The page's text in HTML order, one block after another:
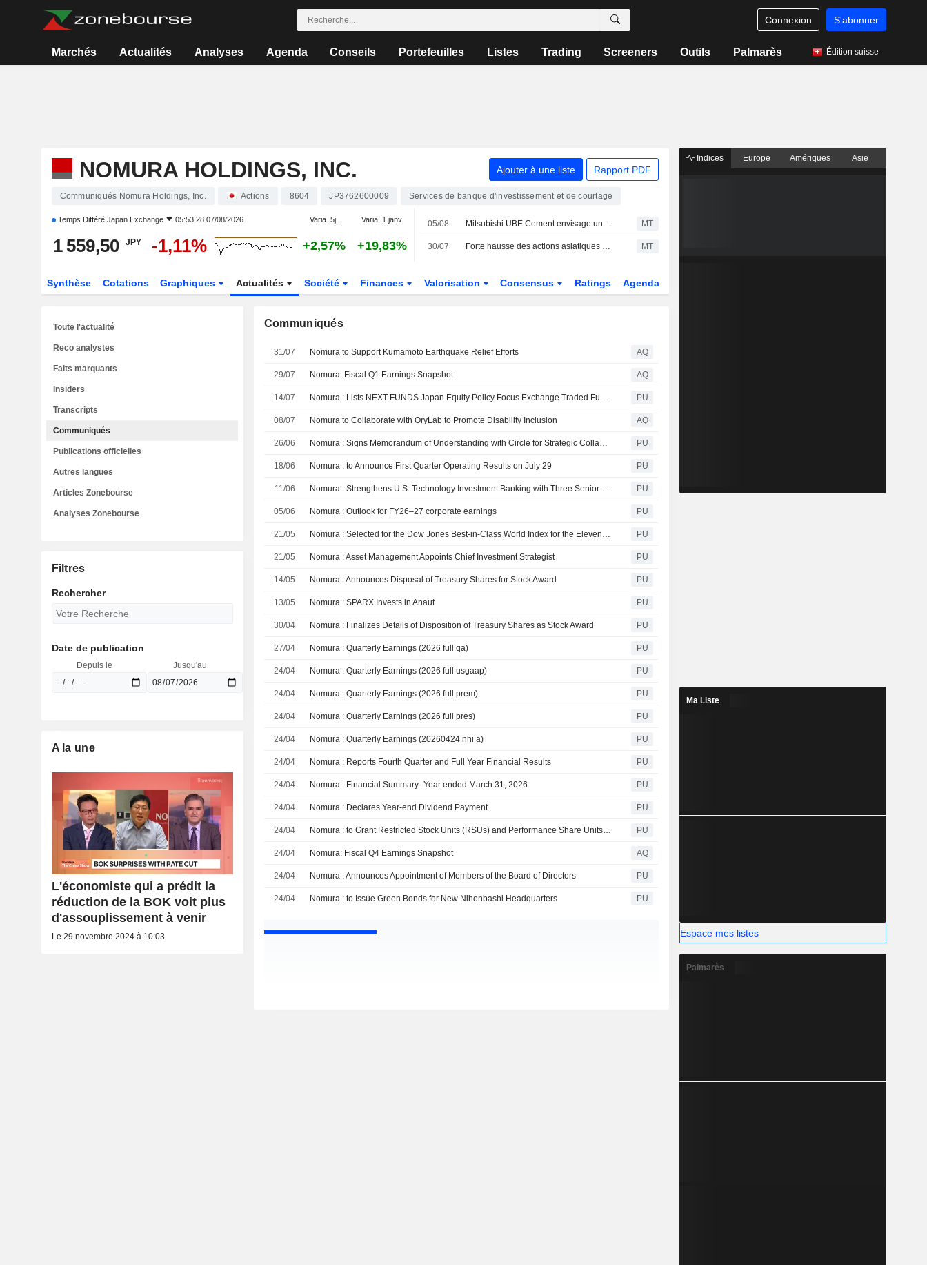
Connexion S'abonner
Marchés Actualités Analyses Agenda Conseils Portefeuilles Listes Trading Screeners Outils Palmarès Édition suisse
NOMURA HOLDINGS, INC. Ajouter à une liste Rapport PDF
Communiqués Nomura Holdings, Inc. Actions 8604 JP3762600009 Services de banque d'investissement et de courtage
Temps Différé Japan Exchange 05:53:28 07/08/2026 Varia. 5j. Varia. 1 janv.
1 559,50 JPY -1,11% +2,57% +19,83%
05/08 Mitsubishi UBE Cement envisage une introduction en bourse à Tokyo d'ici décembre MT
30/07 Forte hausse des actions asiatiques cotées aux États-Unis sous forme d'ADR lors de la séance de jeudi MT
Synthèse Cotations Graphiques Actualités Société Finances Valorisation Consensus Ratings Agenda
Communiqués
31/07 Nomura to Support Kumamoto Earthquake Relief Efforts AQ
29/07 Nomura: Fiscal Q1 Earnings Snapshot AQ
14/07 Nomura : Lists NEXT FUNDS Japan Equity Policy Focus Exchange Traded Fund on TSE PU
08/07 Nomura to Collaborate with OryLab to Promote Disability Inclusion AQ
26/06 Nomura : Signs Memorandum of Understanding with Circle for Strategic Collaboration in Digital Finance PU
18/06 Nomura : to Announce First Quarter Operating Results on July 29 PU
11/06 Nomura : Strengthens U.S. Technology Investment Banking with Three Senior Hires PU
05/06 Nomura : Outlook for FY26–27 corporate earnings PU
21/05 Nomura : Selected for the Dow Jones Best-in-Class World Index for the Eleventh Consecutive Year PU
21/05 Nomura : Asset Management Appoints Chief Investment Strategist PU
14/05 Nomura : Announces Disposal of Treasury Shares for Stock Award PU
13/05 Nomura : SPARX Invests in Anaut PU
30/04 Nomura : Finalizes Details of Disposition of Treasury Shares as Stock Award PU
27/04 Nomura : Quarterly Earnings (2026 full qa) PU
24/04 Nomura : Quarterly Earnings (2026 full usgaap) PU
24/04 Nomura : Quarterly Earnings (2026 full prem) PU
24/04 Nomura : Quarterly Earnings (2026 full pres) PU
24/04 Nomura : Quarterly Earnings (20260424 nhi a) PU
24/04 Nomura : Reports Fourth Quarter and Full Year Financial Results PU
24/04 Nomura : Financial Summary–Year ended March 31, 2026 PU
24/04 Nomura : Declares Year-end Dividend Payment PU
24/04 Nomura : to Grant Restricted Stock Units (RSUs) and Performance Share Units (PSUs) PU
24/04 Nomura: Fiscal Q4 Earnings Snapshot AQ
24/04 Nomura : Announces Appointment of Members of the Board of Directors PU
24/04 Nomura : to Issue Green Bonds for New Nihonbashi Headquarters PU
Toute l'actualité
Reco analystes
Faits marquants
Insiders
Transcripts
Communiqués
Publications officielles
Autres langues
Articles Zonebourse
Analyses Zonebourse
Filtres
Rechercher
Date de publication
Depuis le Jusqu'au
A la une
L'économiste qui a prédit la
réduction de la BOK voit plus
d'assouplissement à venir
Le 29 novembre 2024 à 10:03
Indices Europe Amériques Asie
Ma Liste
Espace mes listes
Palmarès